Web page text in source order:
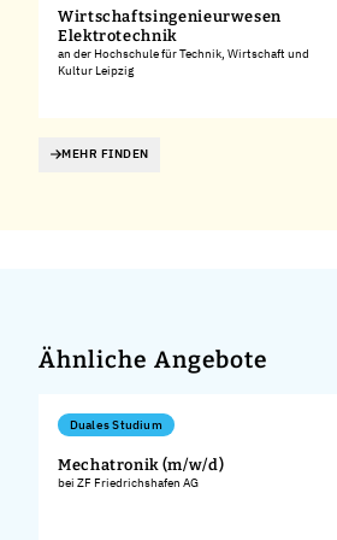
Wirtschaftsingenieurwesen
Elektrotechnik
an der Hochschule für Technik, Wirtschaft und
Kultur Leipzig
MEHR FINDEN
Ähnliche Angebote
Duales Studium
Mechatronik (m/w/d)
bei ZF Friedrichshafen AG